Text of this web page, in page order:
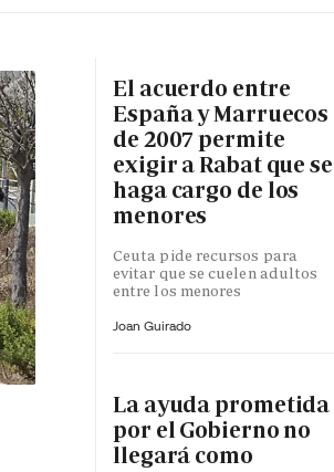
El acuerdo entre
España y Marruecos
de 2007 permite
exigir a Rabat que se
haga cargo de los
menores
Ceuta pide recursos para
evitar que se cuelen adultos
entre los menores
Joan Guirado
La ayuda prometida
por el Gobierno no
llegará como